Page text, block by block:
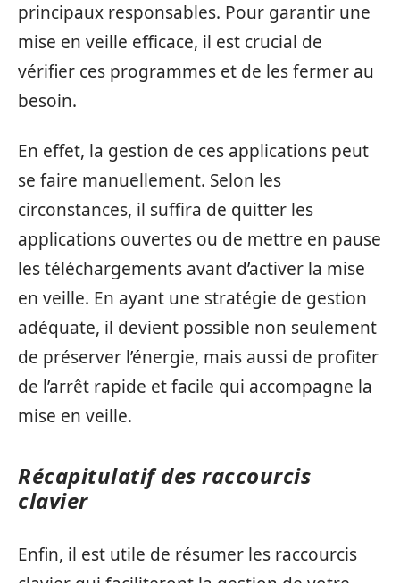
principaux responsables. Pour garantir une
mise en veille efficace, il est crucial de
vérifier ces programmes et de les fermer au
besoin.
En effet, la gestion de ces applications peut
se faire manuellement. Selon les
circonstances, il suffira de quitter les
applications ouvertes ou de mettre en pause
les téléchargements avant d’activer la mise
en veille. En ayant une stratégie de gestion
adéquate, il devient possible non seulement
de préserver l’énergie, mais aussi de profiter
de l’arrêt rapide et facile qui accompagne la
mise en veille.
Récapitulatif des raccourcis
clavier
Enfin, il est utile de résumer les raccourcis